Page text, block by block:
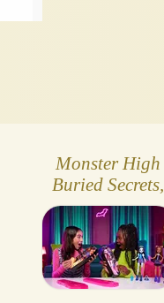
Monster High
Buried Secrets,
серия 2